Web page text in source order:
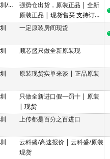
深圳/香港 强势仓出货，原装正品 | 全新
原装正品 | 现货售买 支持订货
价格透明
一定原装房间现货
顺芯盛只做全新原装现
原装现货实单来谈 | 正品原装
只做全新进口假一罚十 | 原装
| 现货
上传都是百分之百进口
云科盛/高速报价 | 云科盛/原装
现货